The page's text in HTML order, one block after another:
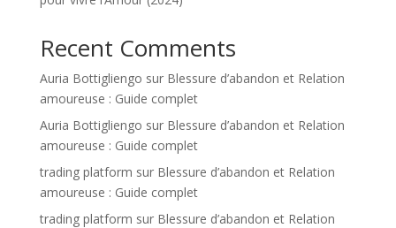
Recent Comments
Auria Bottigliengo sur Blessure d’abandon et Relation
amoureuse : Guide complet
Auria Bottigliengo sur Blessure d’abandon et Relation
amoureuse : Guide complet
trading platform sur Blessure d’abandon et Relation
amoureuse : Guide complet
trading platform sur Blessure d’abandon et Relation